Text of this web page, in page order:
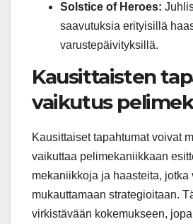
Solstice of Heroes:
saavutuksia erityisillä
varustepäivityksillä.
Kausittaisten
vaikutus
Kausittaiset tapahtumat voivat
vaikuttaa pelimekaniikkaan
mekaniikkoja ja haasteita, jotka
mukauttamaan strategioitaan.
virkistävään kokemukseen,